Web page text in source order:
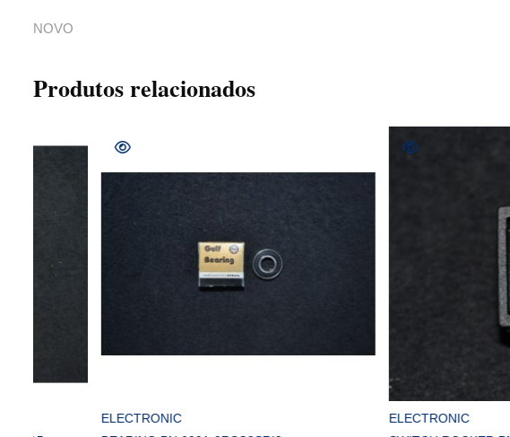
NOVO
Produtos relacionados
ELECTRONIC
COMPRAR
ELECTRONIC